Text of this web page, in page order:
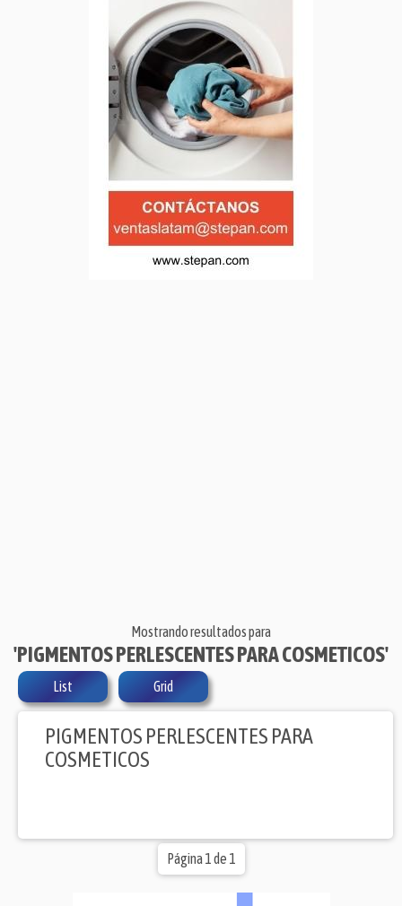
Mostrando resultados para
'PIGMENTOS PERLESCENTES PARA COSMETICOS'
List Grid
PIGMENTOS PERLESCENTES PARA
COSMETICOS
Página 1 de 1